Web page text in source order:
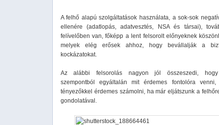
A felhő alapú szolgáltatások használata, a sok-sok
ellenére (adatlopás, adatvesztés, NSA és társai),
felívelőben van, főképp a lent felsorolt előnyeknek
melyek elég erősek ahhoz, hogy bevállalják a
kockázatokat.
Az alábbi felsorolás nagyon jól összeszedi,
szempontból egyáltalán mit érdemes fontolóra venni,
tényezőkkel érdemes számolni, ha már eljátszunk a
gondolatával.